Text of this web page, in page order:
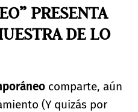
PRESENTA
DE LO
comparte, aún
(Y quizás por